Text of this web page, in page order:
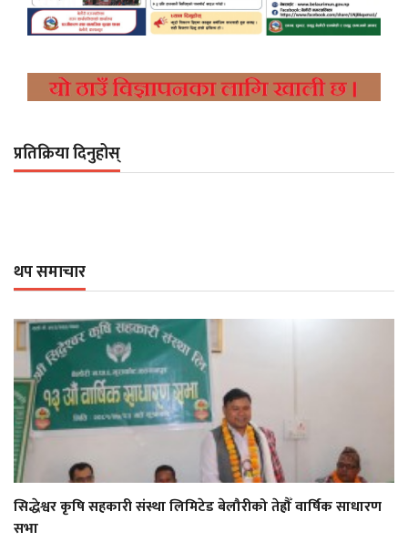
प्रतिक्रिया दिनुहोस्
थप समाचार
सिद्धेश्वर कृषि सहकारी संस्था लिमिटेड बेलौरीको तेह्रौँ वार्षिक साधारण
सभा